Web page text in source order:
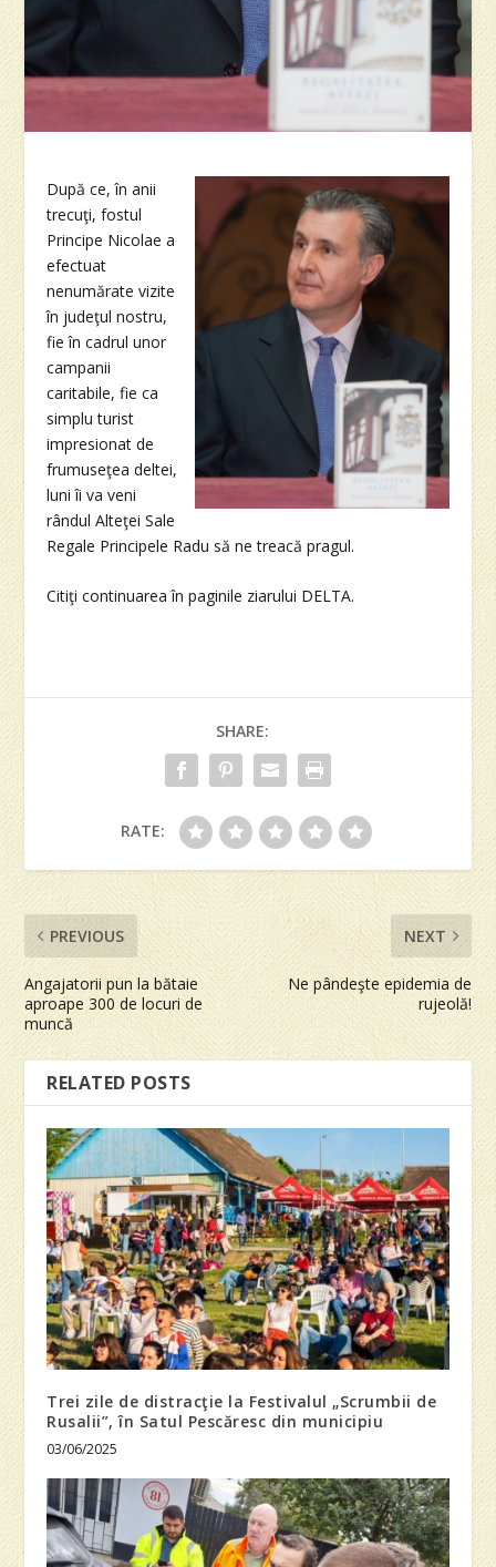
După ce, în anii
trecuţi, fostul
Principe Nicolae a
efectuat
nenumărate vizite
în judeţul nostru,
fie în cadrul unor
campanii
caritabile, fie ca
simplu turist
impresionat de
frumuseţea deltei,
luni îi va veni
rândul Alteţei Sale
Regale Principele Radu să ne treacă pragul.
Citiţi continuarea în paginile ziarului DELTA.
SHARE:
RATE:
PREVIOUS
Angajatorii pun la bătaie
aproape 300 de locuri de
muncă
NEXT
Ne pândeşte epidemia de
rujeolă!
RELATED POSTS
Trei zile de distracţie la Festivalul „Scrumbii de
Rusalii”, în Satul Pescăresc din municipiu
03/06/2025